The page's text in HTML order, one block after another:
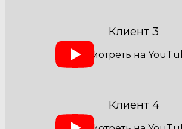
Клиент 3
Клиент 4